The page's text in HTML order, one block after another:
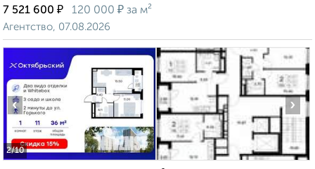
7 521 600 ₽ 120 000 ₽ за м²
Агентство, 07.08.2026
2/10
‹ ›